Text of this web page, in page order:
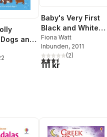
and
Baby's Very First
Black and White
Little Library
Fiona Watt
Inbunden, 2011
3,5utav 5 stjärnor.
(2)
111 kr